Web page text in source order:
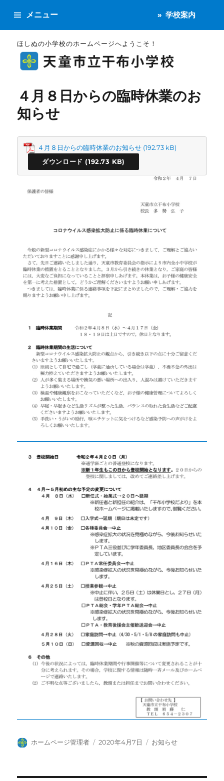
ほしぬの小学校のホームページへようこそ！
メニュー 学校案内
４月８日からの臨時休業のお
知らせ
４月８日からの臨時休業のお知らせ
ダウンロード
投
ホームページ管理者
投
2020年4月7日
カ
お知らせ